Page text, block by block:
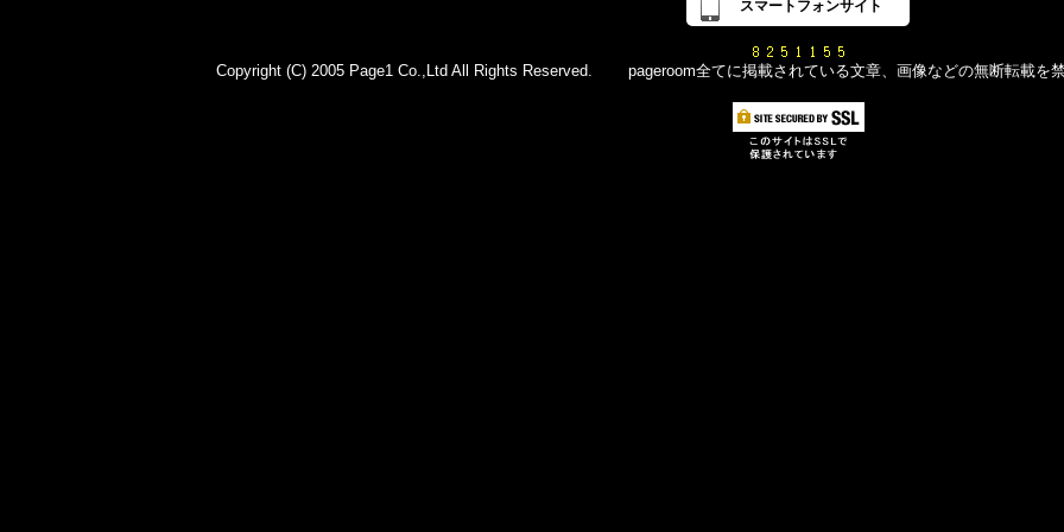
スマートフォンサイト
Copyright (C) 2005 Page1 Co.,Ltd All Rights Reserved. pageroom全てに掲載されている文章、画像などの無断転載を禁